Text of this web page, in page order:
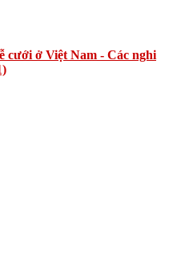
cưới ở Việt Nam - Các nghi